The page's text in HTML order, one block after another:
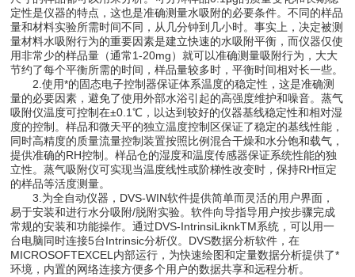
定性是仪器的特点，这也是准确测量水吸附的必要条件。不同的样品
量和材料实验所需时间不同，从几分钟到几小时。事实上，决定被测
量材料水吸附行为的重要因素是建立快速的水吸附平衡，而仪器仅使
用非常少的样品量（通常1-20mg）就可以准确测量吸附行为，大大
节约了每个平衡所需的时间，样品量较多时，平衡时间相对长一些。
2.使用*的固态电子控制器保证体系温度的稳定性，这是准确测
量的必要因素，避免了使用外部水浴引起的高强度维护和噪音。蒸气
吸附仪温度可控制在±0.1℃，以达到较好的仪器基线稳定性和相对湿
度的控制。样品和微天平的独立温度控制区保证了稳定的基线性能，
同时高精度的质量流量控制装置按照比例混合干燥和水分饱和载气，
提供准确的RH控制。样品仓的湿度和温度传感器保证系统性能的独
立性。蒸气吸附仪可实现当温度线性或阶梯性改变时，保持RH恒定
的样品等活度测量。
3.为全自动仪器，DVS-WIN软件提供简单而灵活的用户界面，
易于安装和进行水分吸附/脱附实验。软件向导指导用户按步骤完成
常规的安装和功能操作。通过DVS-IntrinsiLiknkTM系统，可以用一
台电脑同时连接5台Intrinsic分析仪。DVS数据分析软件，在
MICROSOFTEXCEL内部运行，为快速绘图和定量数据分析提供了*
环境，内置的网络连接方便多个用户的数据共享和远程分析。